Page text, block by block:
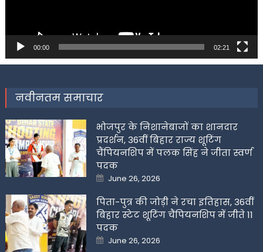
00:00 02:21
नवीनतम समाचार
भोजपुर के निशानेबाजों का शानदार
प्रदर्शन, 36वीं बिहार राज्य शूटिंग
चैंपियनशिप में पलक सिंह ने जीता स्वर्ण
पदक
Posted
on
June 26, 2026
पिता-पुत्र की जोड़ी ने रचा इतिहास, 36वीं
बिहार स्टेट शूटिंग चैंपियनशिप में जीते 11
पदक
Posted
on
June 26, 2026